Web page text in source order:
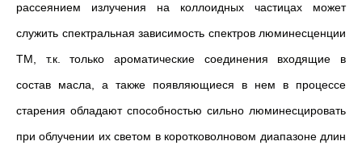
рассеянием излучения на коллоидных частицах может
служить спектральная зависимость спектров люминесценции
ТМ, т.к. только ароматические соединения входящие в
состав масла, а также появляющиеся в нем в процессе
старения обладают способностью сильно люминесцировать
при облучении их светом в коротковолновом диапазоне длин